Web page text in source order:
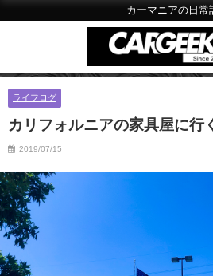
カーマニアの日常
ライフログ
カリフォルニアの家具屋に行
2019/07/15